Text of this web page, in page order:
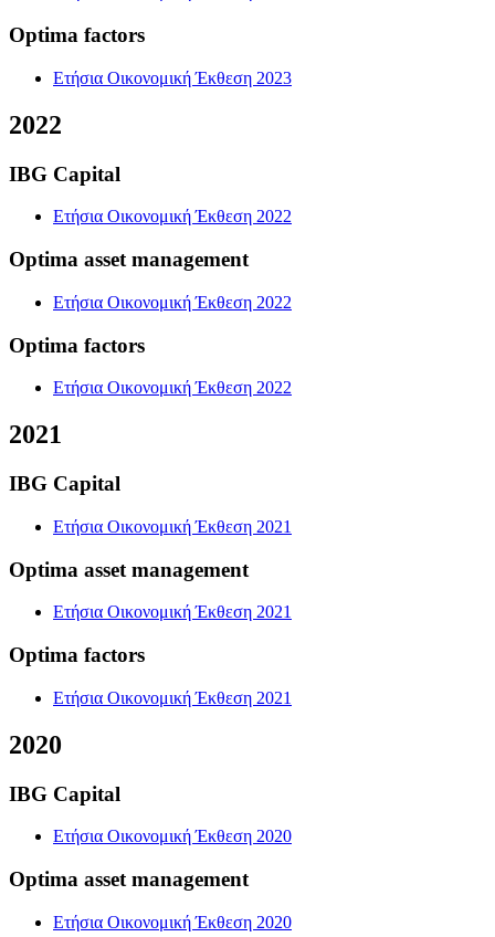
Optima factors
Ετήσια Οικονομική Έκθεση 2023
2022
IBG Capital
Ετήσια Οικονομική Έκθεση 2022
Optima asset management
Ετήσια Οικονομική Έκθεση 2022
Optima factors
Ετήσια Οικονομική Έκθεση 2022
2021
IBG Capital
Ετήσια Οικονομική Έκθεση 2021
Optima asset management
Ετήσια Οικονομική Έκθεση 2021
Optima factors
Ετήσια Οικονομική Έκθεση 2021
2020
IBG Capital
Ετήσια Οικονομική Έκθεση 2020
Optima asset management
Ετήσια Οικονομική Έκθεση 2020